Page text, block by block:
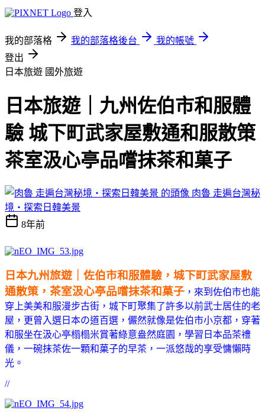
登入
我的部落格 我的部落格後台
我的帳號
登出
日本旅遊 國外旅遊
日本旅遊｜九州佐伯市和服體
驗 城下町武家屋敷通和服散策
茶室汲心亭品嚐抹茶和菓子
肉魯 走遍台灣秘
境・探索日韓美景
8年前
日本九州旅遊｜佐伯市和服體驗，城下町武家屋敷
通散策，茶室汲心亭品嚐抹茶和菓子 ，來到佐伯市也能
穿上美美和服漫步古街，城下町聚集了許多以前武士居住的老
屋，更曾入選日本の道百選，儼然就像是佐伯市小京都，穿著
和服坐在汲心亭榻榻米賞著綠意盎然庭園，學習日本品茶禮
儀，一碗抹茶佐一顆和菓子的早茶，一派悠哉的享受慵懶時
光。
//